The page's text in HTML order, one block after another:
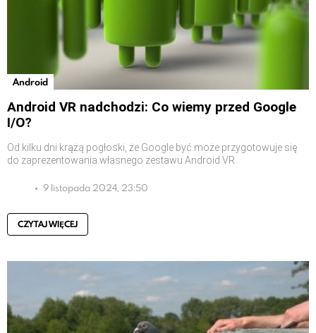
Android
Android VR nadchodzi: Co wiemy przed Google
I/O?
Od kilku dni krążą pogłoski, że Google być może przygotowuje się
do zaprezentowania własnego zestawu Android VR
9 listopada 2024, 23:50
CZYTAJ WIĘCEJ